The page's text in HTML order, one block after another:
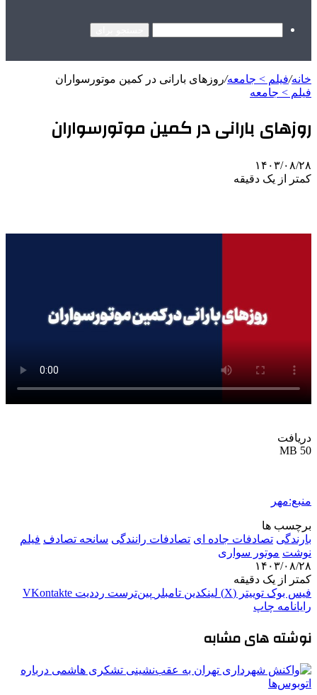
خانه/فیلم > جامعه/روزهای بارانی در کمین موتورسواران
فیلم > جامعه
روزهای بارانی در کمین موتورسواران
۱۴۰۳/۰۸/۲۸
کمتر از یک دقیقه
دریافت
50 MB
منبع:مهر
برچسب ها
بارندگی تصادفات جاده ای تصادفات رانندگی سانحه تصادف فیلم‌
نوشت موتور سواری
۱۴۰۳/۰۸/۲۸
کمتر از یک دقیقه
فیس بوک توییتر (X) لینکدین ‫تامبلر ‫پین‌ترست ‫رددیت ‫VKontakte
رایانامه چاپ
نوشته های مشابه